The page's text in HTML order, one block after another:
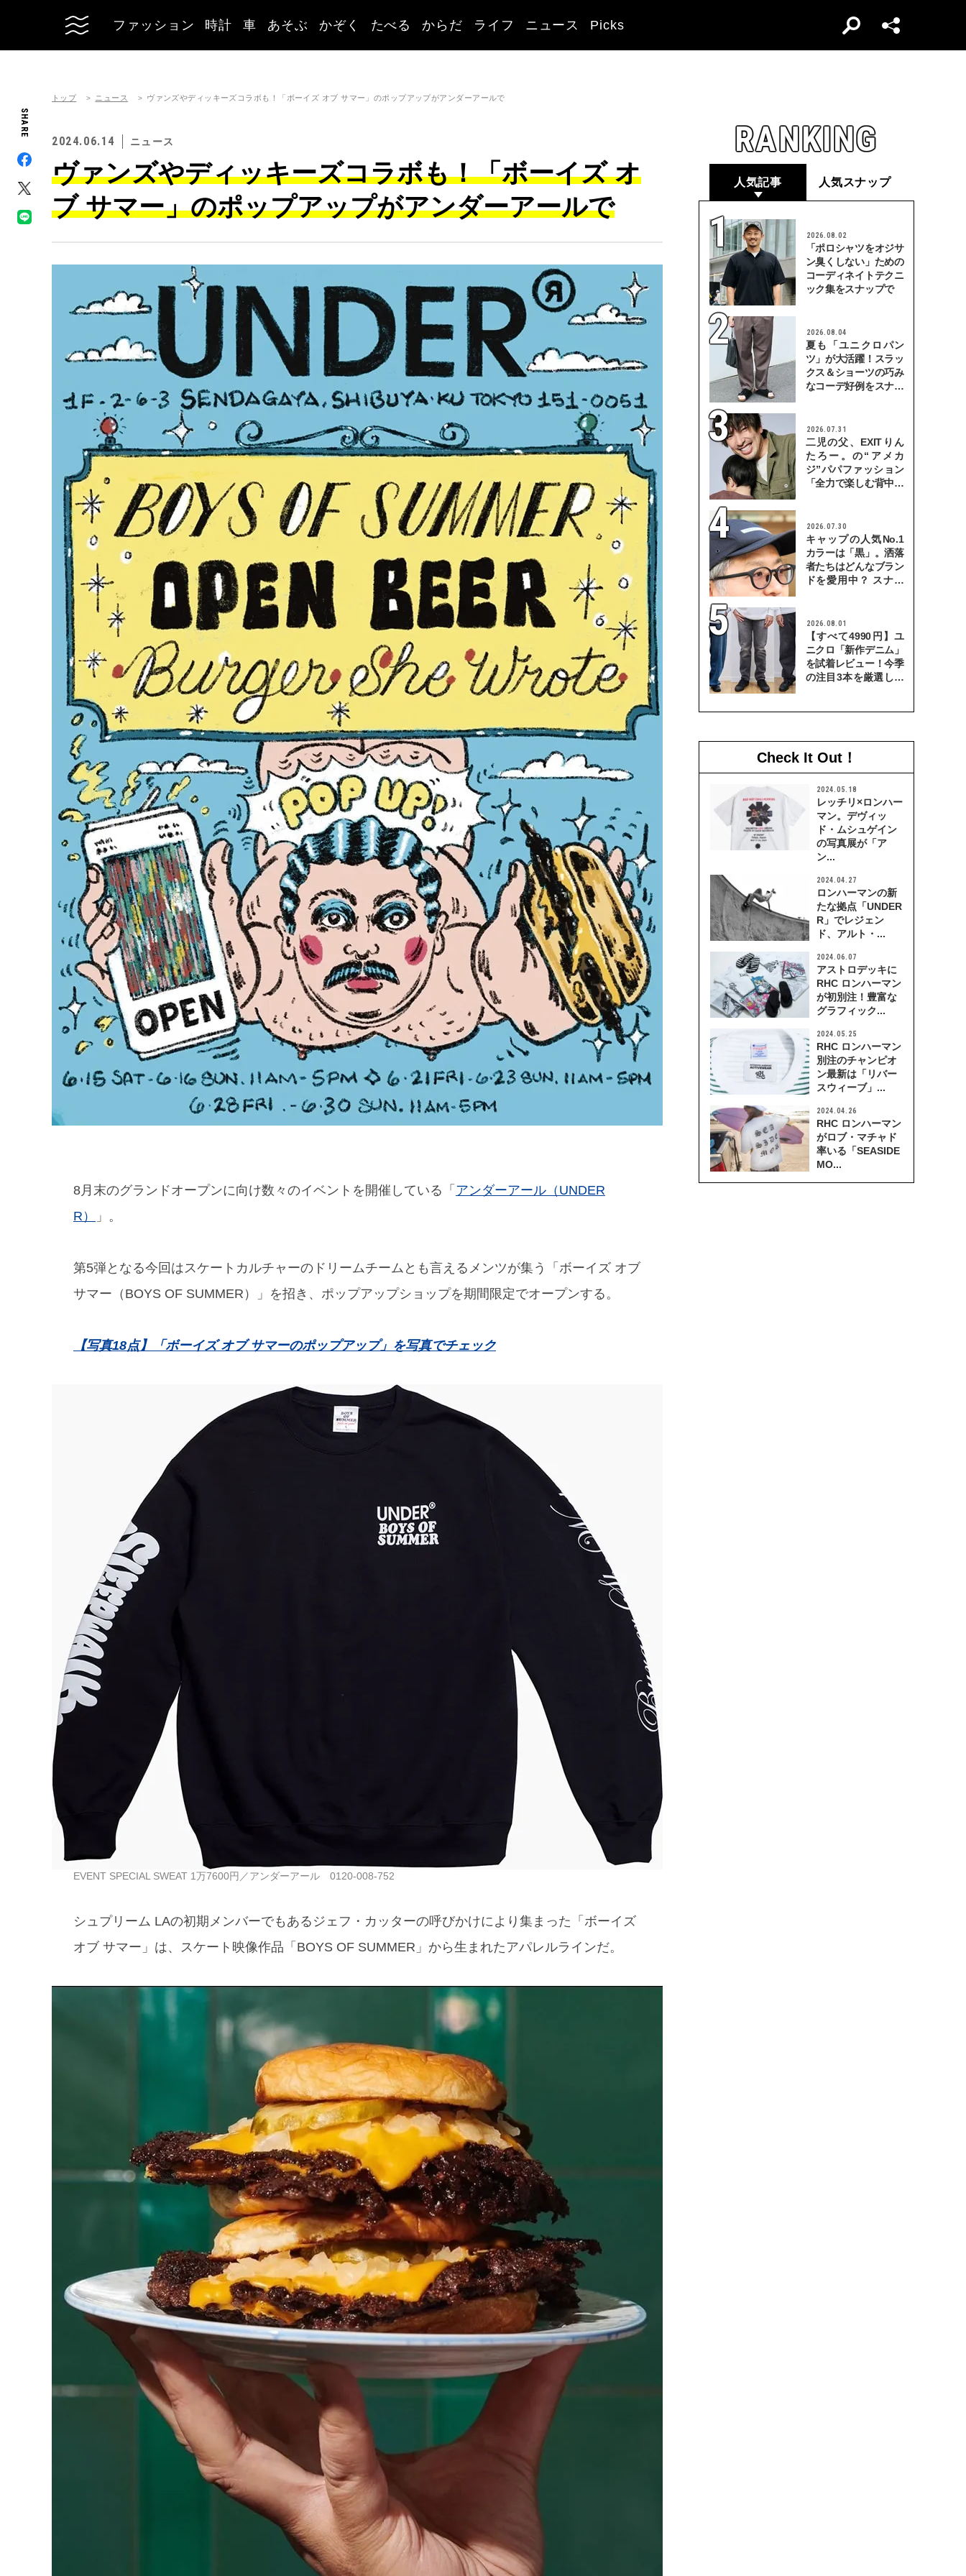
ファッション 時計 車 あそぶ かぞく たべる からだ ライフ ニュース Picks
SHARE
トップ ニュース ヴァンズやディッキーズコラボも！「ボーイズ オブ サマー」のポップアップがアンダーアールで
2024.06.14 ニュース
ヴァンズやディッキーズコラボも！「ボーイズ オ
ブ サマー」のポップアップがアンダーアールで
8月末のグランドオープンに向け数々のイベントを開催している「 アンダーアール（UNDER
R）
」。
第5弾となる今回はスケートカルチャーのドリームチームとも言えるメンツが集う「ボーイズ オブ
サマー（BOYS OF SUMMER）」を招き、ポップアップショップを期間限定でオープンする。
【写真18点】「ボーイズ オブ サマーのポップアップ」を写真でチェック
EVENT SPECIAL SWEAT 1万7600円／アンダーアール 0120-008-752
シュプリーム LAの初期メンバーでもあるジェフ・カッターの呼びかけにより集まった「ボーイズ
オブ サマー」は、スケート映像作品「BOYS OF SUMMER」から生まれたアパレルラインだ。
RANKING
人気記事 人気スナップ
2026.08.02
「ポロシャツをオジサ
ン臭くしない」ための
コーディネイトテクニ
ック集をスナップで
2026.08.04
夏も「ユニクロパン
ツ」が大活躍！スラッ
クス＆ショーツの巧み
なコーデ好例をスナッ
2026.07.31
二児の父、EXITりん
たろー。の“アメカ
ジ”パパファッション
「全力で楽しむ背中を
2026.07.30
キャップの人気No.1
カラーは「黒」。洒落
者たちはどんなブラン
ドを愛用中？ スナッ
2026.08.01
【すべて4990円】ユ
ニクロ「新作デニム」
を試着レビュー！今季
の注目3本を厳選して
Check It Out！
2024.05.18
レッチリ×ロンハー
マン。デヴィッ
ド・ムシュゲイン
の写真展が「ア
ン...
2024.04.27
ロンハーマンの新
たな拠点「UNDER
R」でレジェン
ド、アルト・...
2024.06.07
アストロデッキに
RHC ロンハーマン
が初別注！豊富な
グラフィック...
2024.05.25
RHC ロンハーマン
別注のチャンピオ
ン最新は「リバー
スウィーブ」...
2024.04.26
RHC ロンハーマン
がロブ・マチャド
率いる「SEASIDE
MO...